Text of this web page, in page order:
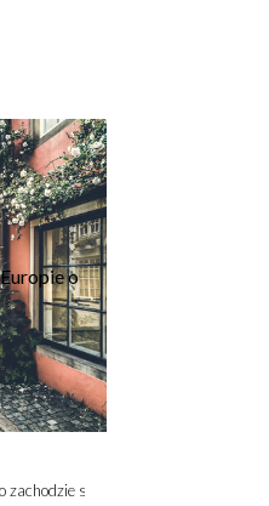
słońca z efektem retro vintage